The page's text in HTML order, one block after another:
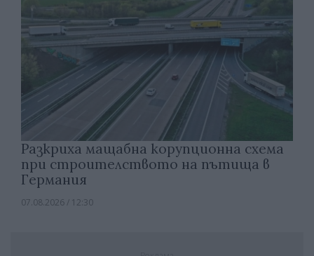
Разкриха мащабна корупционна схема
при строителството на пътища в
Германия
07.08.2026 / 12:30